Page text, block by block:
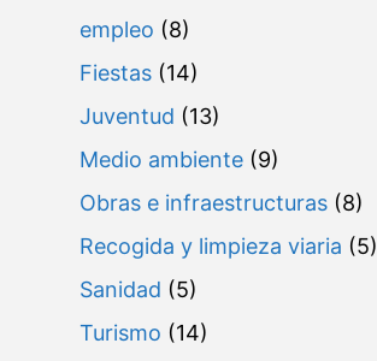
empleo (8)
Fiestas (14)
Juventud (13)
Medio ambiente (9)
Obras e infraestructuras (8)
Recogida y limpieza viaria (5)
Sanidad (5)
Turismo (14)